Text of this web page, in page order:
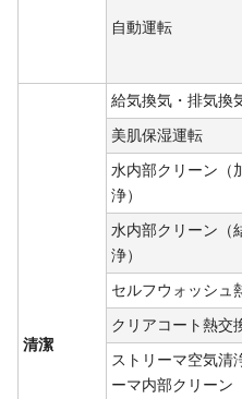
自動運転
清潔
給気換気・排気換
美肌保湿運転
水内部クリーン（
浄）
水内部クリーン（
浄）
セルフウォッシュ
クリアコート熱交
ストリーマ空気清
ーマ内部クリーン